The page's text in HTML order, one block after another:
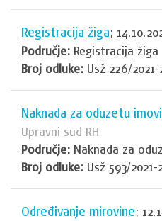
Registracija žiga;
Područje: Registracija žiga
Broj odluke: Usž 226/2021-
Naknada za oduzetu
Upravni sud RH
Područje: Naknada za
Broj odluke: Usž 593/2021-
Određivanje mirovine;